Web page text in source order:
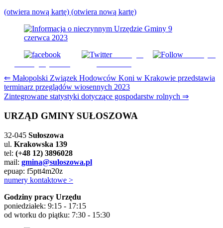
(otwiera nową kartę) (otwiera nową kartę)
Udostępnij
Subskrybuj
Nawigacja
wpisu
⇐ Małopolski Związek Hodowców Koni w Krakowie przedstawia
terminarz przeglądów wiosennych 2023
Zintegrowane statystyki dotyczące gospodarstw rolnych ⇒
URZĄD GMINY SUŁOSZOWA
32-045 Sułoszowa
ul. Krakowska 139
tel: (+48 12) 3896028
mail: gmina@suloszowa.pl
epuap: f5ptt4m20z
numery kontaktowe >
Godziny pracy Urzędu
poniedziałek: 9:15 - 17:15
od wtorku do piątku: 7:30 - 15:30